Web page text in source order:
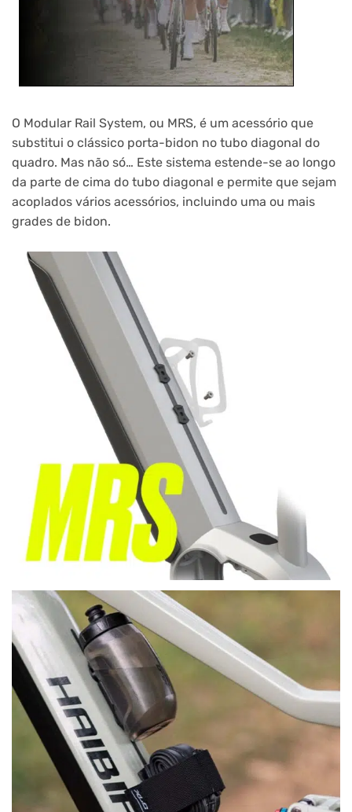
O Modular Rail System, ou MRS, é um acessório que
substitui o clássico porta-bidon no tubo diagonal do
quadro. Mas não só… Este sistema estende-se ao longo
da parte de cima do tubo diagonal e permite que sejam
acoplados vários acessórios, incluindo uma ou mais
grades de bidon.